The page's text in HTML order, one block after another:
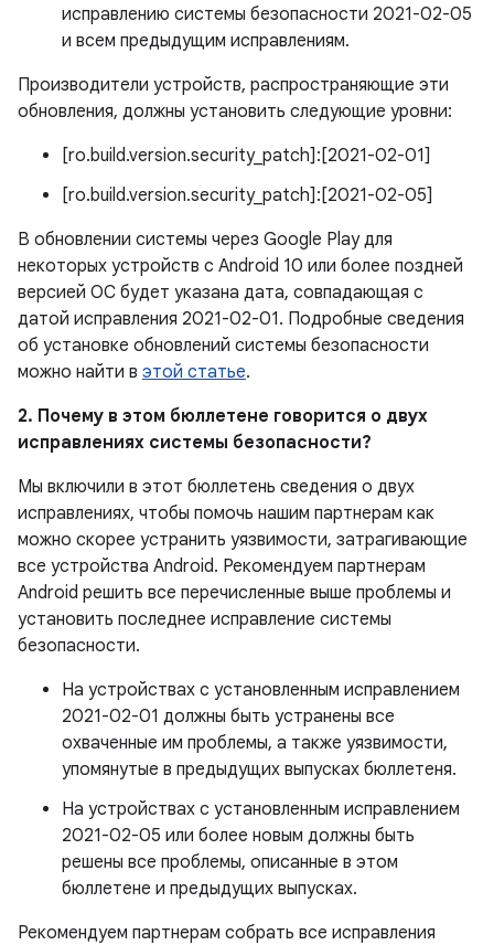
исправлению системы безопасности 2021-02-05
и всем предыдущим исправлениям.
Производители устройств, распространяющие эти
обновления, должны установить следующие уровни:
[ro.build.version.security_patch]:[2021-02-01]
[ro.build.version.security_patch]:[2021-02-05]
В обновлении системы через Google Play для
некоторых устройств с Android 10 или более поздней
версией ОС будет указана дата, совпадающая с
датой исправления 2021-02-01. Подробные сведения
об установке обновлений системы безопасности
можно найти в этой статье.
2. Почему в этом бюллетене говорится о двух
исправлениях системы безопасности?
Мы включили в этот бюллетень сведения о двух
исправлениях, чтобы помочь нашим партнерам как
можно скорее устранить уязвимости, затрагивающие
все устройства Android. Рекомендуем партнерам
Android решить все перечисленные выше проблемы и
установить последнее исправление системы
безопасности.
На устройствах с установленным исправлением
2021-02-01 должны быть устранены все
охваченные им проблемы, а также уязвимости,
упомянутые в предыдущих выпусках бюллетеня.
На устройствах с установленным исправлением
2021-02-05 или более новым должны быть
решены все проблемы, описанные в этом
бюллетене и предыдущих выпусках.
Рекомендуем партнерам собрать все исправления